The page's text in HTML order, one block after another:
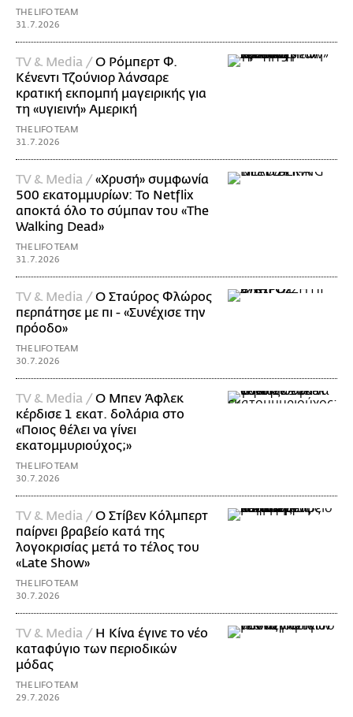
THE LIFO TEAM
31.7.2026
TV & Media /Ο Ρόμπερτ Φ.
Κένεντι Τζούνιορ λάνσαρε
κρατική εκπομπή μαγειρικής για
τη «υγιεινή» Αμερική
THE LIFO TEAM
31.7.2026
TV & Media /«Χρυσή» συμφωνία
500 εκατομμυρίων: Το Netflix
αποκτά όλο το σύμπαν του «The
Walking Dead»
THE LIFO TEAM
31.7.2026
TV & Media /Ο Σταύρος Φλώρος
περπάτησε με πι - «Συνέχισε την
πρόοδο»
THE LIFO TEAM
30.7.2026
TV & Media /Ο Μπεν Άφλεκ
κέρδισε 1 εκατ. δολάρια στο
«Ποιος θέλει να γίνει
εκατομμυριούχος;»
THE LIFO TEAM
30.7.2026
TV & Media /Ο Στίβεν Κόλμπερτ
παίρνει βραβείο κατά της
λογοκρισίας μετά το τέλος του
«Late Show»
THE LIFO TEAM
30.7.2026
TV & Media / Η Κίνα έγινε το νέο
καταφύγιο των περιοδικών
μόδας
THE LIFO TEAM
29.7.2026